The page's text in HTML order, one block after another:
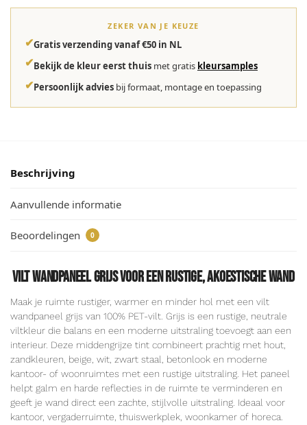
ZEKER VAN JE KEUZE
✔Gratis verzending vanaf €50 in NL
✔Bekijk de kleur eerst thuis met gratis kleursamples
✔Persoonlijk advies bij formaat, montage en toepassing
Beschrijving
Aanvullende informatie
Beoordelingen 0
Vilt wandpaneel grijs voor een rustige, akoestische wand
Maak je ruimte rustiger, warmer en minder hol met een vilt
wandpaneel grijs van 100% PET-vilt. Grijs is een rustige, neutrale
viltkleur die balans en een moderne uitstraling toevoegt aan een
interieur. Deze middengrijze tint combineert prachtig met hout,
zandkleuren, beige, wit, zwart staal, betonlook en moderne
kantoor- of woonruimtes met een rustige uitstraling. Het paneel
helpt galm en harde reflecties in de ruimte te verminderen en
geeft je wand direct een zachte, stijlvolle uitstraling. Ideaal voor
kantoor, vergaderruimte, thuiswerkplek, woonkamer of horeca.